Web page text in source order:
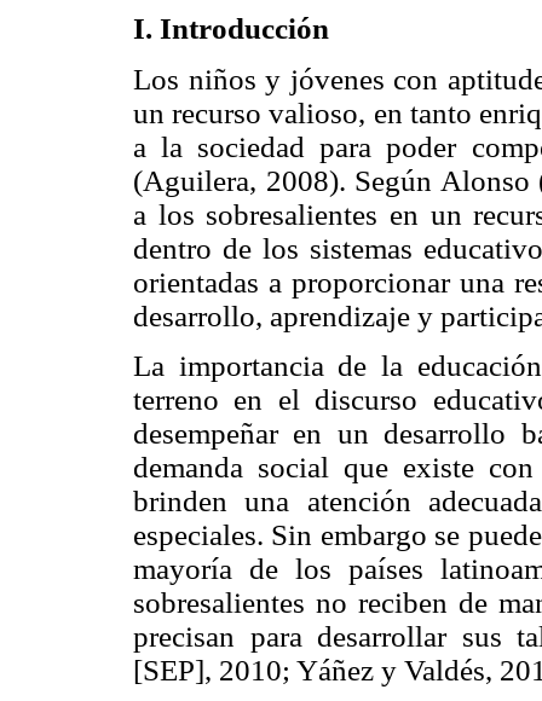
I. Introducción
Los niños y jóvenes con
un recurso valioso, en tanto
a la sociedad para poder
(Aguilera, 2008). Según Alonso
a los sobresalientes en un
dentro de los sistemas
orientadas a proporcionar una
desarrollo, aprendizaje y
La importancia de la
terreno en el discurso
desempeñar en un desarrollo
demanda social que existe
brinden una atención
especiales. Sin embargo se
mayoría de los países
sobresalientes no reciben de
precisan para desarrollar sus
[SEP], 2010; Yáñez y Valdés,